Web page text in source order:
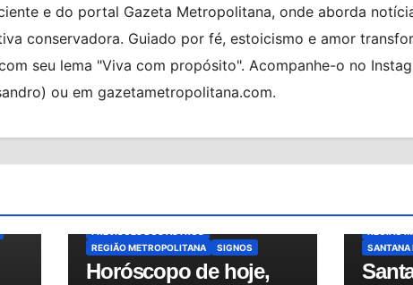
e do portal Gazeta Metropolitana, onde aborda
conservadora. Guiado por fé, estoicismo e amor
seu lema "Viva com propósito". Acompanhe-o no
ou em gazetametropolitana.com.
ALMANAQUE BRASIL
HORÓSCOPO
OSASCO
PREVISÕES
REGIÃO METROPOLITANA
SIGNOS
Horóscopo de hoje,
OSASCO
SANTANA